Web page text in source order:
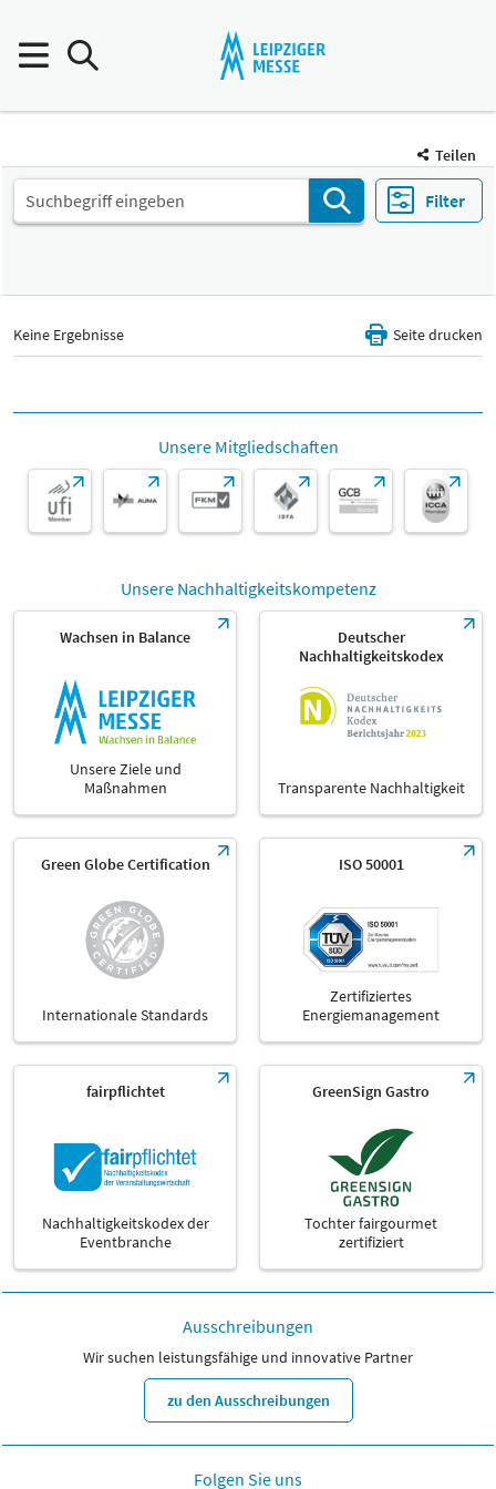
Teilen
Filter
Keine Ergebnisse Seite drucken
Unsere Mitgliedschaften
Unsere Nachhaltigkeitskompetenz
Wachsen in Balance
Unsere Ziele und
Maßnahmen
Deutscher
Nachhaltigkeitskodex
Transparente Nachhaltigkeit
Green Globe Certification
Internationale Standards
ISO 50001
Zertifiziertes
Energiemanagement
fairpflichtet
Nachhaltigkeitskodex der
Eventbranche
GreenSign Gastro
Tochter fairgourmet
zertifiziert
Ausschreibungen
Wir suchen leistungsfähige und innovative Partner
zu den Ausschreibungen
Folgen Sie uns